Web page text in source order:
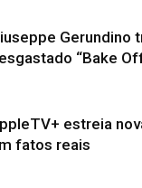
Gerundino
“Bake
estreia
fatos reais